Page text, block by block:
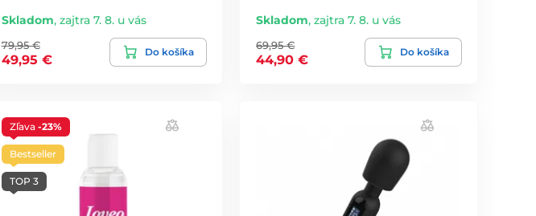
Skladom, zajtra 7. 8. u vás
79,95 €
49,95 €
Do košíka
Skladom,zajtra 7. 8. u vás
69,95 €
44,90 €
Do košíka
Zľava -23%
Bestseller
TOP 3